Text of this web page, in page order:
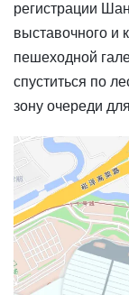
регистрации
выставочного и
пешеходной
спуститься по
зону очереди